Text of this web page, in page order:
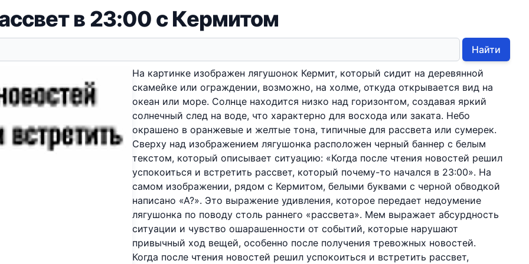
в 23:00 с Кермитом
Найти
На картинке изображен лягушонок Кермит, который сидит на деревянной
скамейке или ограждении, возможно, на холме, откуда открывается вид на
океан или море. Солнце находится низко над горизонтом, создавая яркий
солнечный след на воде, что характерно для восхода или заката. Небо
окрашено в оранжевые и желтые тона, типичные для рассвета или сумерек.
Сверху над изображением лягушонка расположен черный баннер с белым
текстом, который описывает ситуацию: «Когда после чтения новостей решил
успокоиться и встретить рассвет, который почему-то начался в 23:00». На
самом изображении, рядом с Кермитом, белыми буквами с черной обводкой
написано «А?». Это выражение удивления, которое передает недоумение
лягушонка по поводу столь раннего «рассвета». Мем выражает абсурдность
ситуации и чувство ошарашенности от событий, которые нарушают
привычный ход вещей, особенно после получения тревожных новостей.
Когда после чтения новостей решил успокоиться и встретить рассвет,